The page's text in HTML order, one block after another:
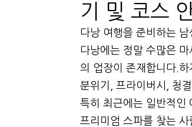
기 및 코스
다낭 여행을 준비하는
다낭에는 정말 수많은
의 업장이 존재합니다.
분위기, 프라이버시, 청
특히 최근에는 일반적인
프리미엄 스파를 찾는